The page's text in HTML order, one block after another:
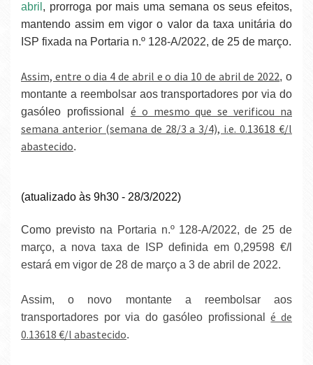
abril , prorroga por mais uma semana os seus efeitos,
mantendo assim em vigoro valor da taxa unitária do
ISP fixada na Portaria n.º 128-A/2022, de 25 de março.
Assim, entre o dia 4 de abril e o dia 10 de abril de 2022, o
montante a reembolsar aos transportadores por via do
gasóleo profissional é o mesmo que se verificou na
semana anterior (semana de 28/3 a 3/4), i.e. 0.13618 €/l
abastecido.
(atualizado às 9h30 - 28/3/2022)
Como previsto na Portaria n.º 128-A/2022, de 25 de
março, a nova taxa de ISP definida em 0,29598 €/l
estará em vigor de 28 de março a 3 de abril de 2022.
Assim, o novo montante a reembolsar aos
transportadores por via do gasóleo profissionalé de
0.13618 €/l abastecido.